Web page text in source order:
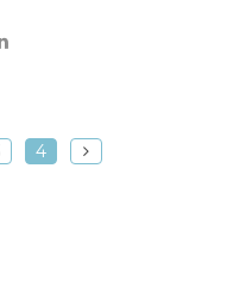
4